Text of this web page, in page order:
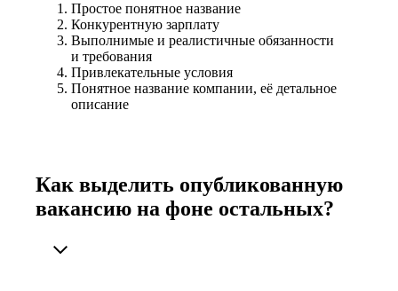
Простое понятное название
Конкурентную зарплату
Выполнимые и реалистичные обязанности
и требования
Привлекательные условия
Понятное название компании, её детальное
описание
Как выделить опубликованную
вакансию на фоне остальных?